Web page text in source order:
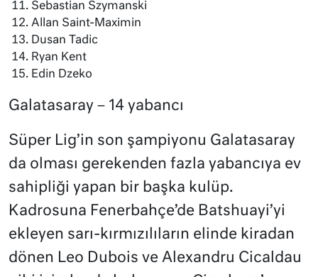
Sebastian Szymanski
Allan Saint-Maximin
Dusan Tadic
Ryan Kent
Edin Dzeko
Galatasaray – 14 yabancı
Süper Lig’in son şampiyonu Galatasaray
da olması gerekenden fazla yabancıya ev
sahipliği yapan bir başka kulüp.
Kadrosuna Fenerbahçe’de Batshuayi’yi
ekleyen sarı-kırmızılıların elinde kiradan
dönen Leo Dubois ve Alexandru Cicaldau